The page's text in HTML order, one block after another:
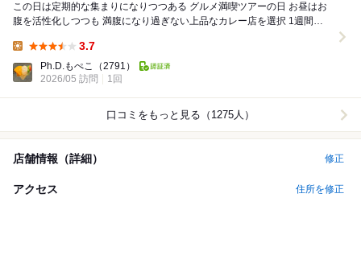
この日は定期的な集まりになりつつある グルメ満喫ツアーの日 お昼はお
腹を活性化しつつも 満腹になり過ぎない上品なカレー店を選択 1週間ち
3.7
Ph.D.もぺこ
（2791）
2026/05 訪問
1回
口コミをもっと見る（1275人）
店舗情報（詳細） 修正
アクセス 住所を修正